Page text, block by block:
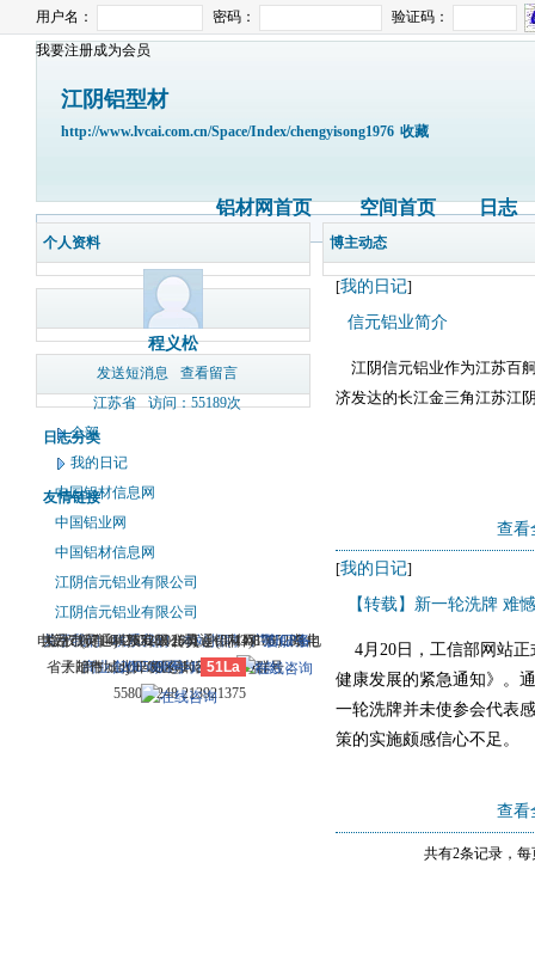
用户名： 密码：
验证码：
我要注册成为会员
江阴铝型材
http://www.lvcai.com.cn/Space/Index/chengyisong1976 收藏
铝材网首页 空间首页 日志
个人资料
程义松
发送短消息
查看留言
江苏省
访问：55189次
日志分类
全部
我的日记
友情链接
中国铝材信息网
中国铝业网
中国铝材信息网
江阴信元铝业有限公司
江阴信元铝业有限公司
博主动态
[我的日记]
信元铝业简介
江阴信元铝业作为江苏百
济发达的长江金三角江苏江
查看
[我的日记]
【转载】新一轮洗牌 难
4月20日，工信部网站正
健康发展的紧急通知》。
一轮洗牌并未使参会代表
策的实施颇感信心不足。
查看
共有2条记录，
关于我们-联系我们-本站招聘-广告服务-
商业合作-服务内容-服务条款
电话：(0714)8765286 传真：(0714)8765285 电
子邮件：dylt2006@163.com QQ群号：
558099248 213921375
大冶市灵通科技有限公司 @ （435100）湖北
省大冶市城北开发区新冶大道
版权所有 © 2006-2026灵通铝材网鄂ICP备
12005698号-1
51La